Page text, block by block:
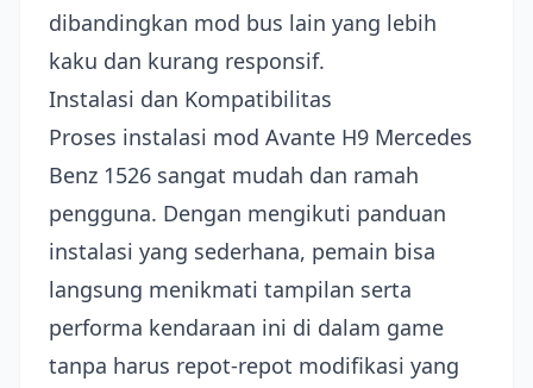
dibandingkan mod bus lain yang lebih
kaku dan kurang responsif.
Instalasi dan Kompatibilitas
Proses instalasi mod Avante H9 Mercedes
Benz 1526 sangat mudah dan ramah
pengguna. Dengan mengikuti panduan
instalasi yang sederhana, pemain bisa
langsung menikmati tampilan serta
performa kendaraan ini di dalam game
tanpa harus repot-repot modifikasi yang